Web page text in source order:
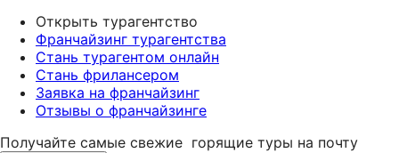
Открыть турагентство
Франчайзинг турагентства
Стань турагентом онлайн
Стань фрилансером
Заявка на франчайзинг
Отзывы о франчайзинге
Получайте самые свежие горящие туры на почту